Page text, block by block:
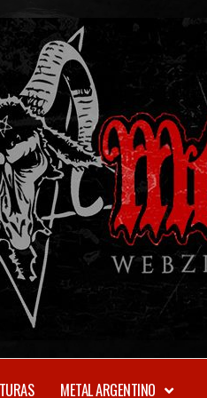
METAL ARGENTINO